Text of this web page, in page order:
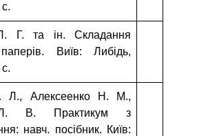
Г. та ін. Складання
Виїв: Либідь,
Л., Алексеенко Н. М.,
В. Практикум з
навч. посібник. Київ: